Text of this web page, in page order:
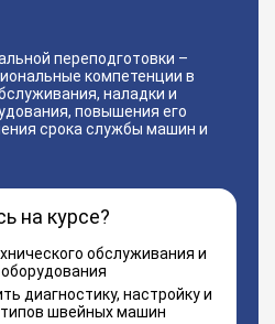
переподготовки –
компетенции в
наладки и
повышения его
срока службы машин и
на курсе?
обслуживания и
диагностику, настройку и
швейных машин